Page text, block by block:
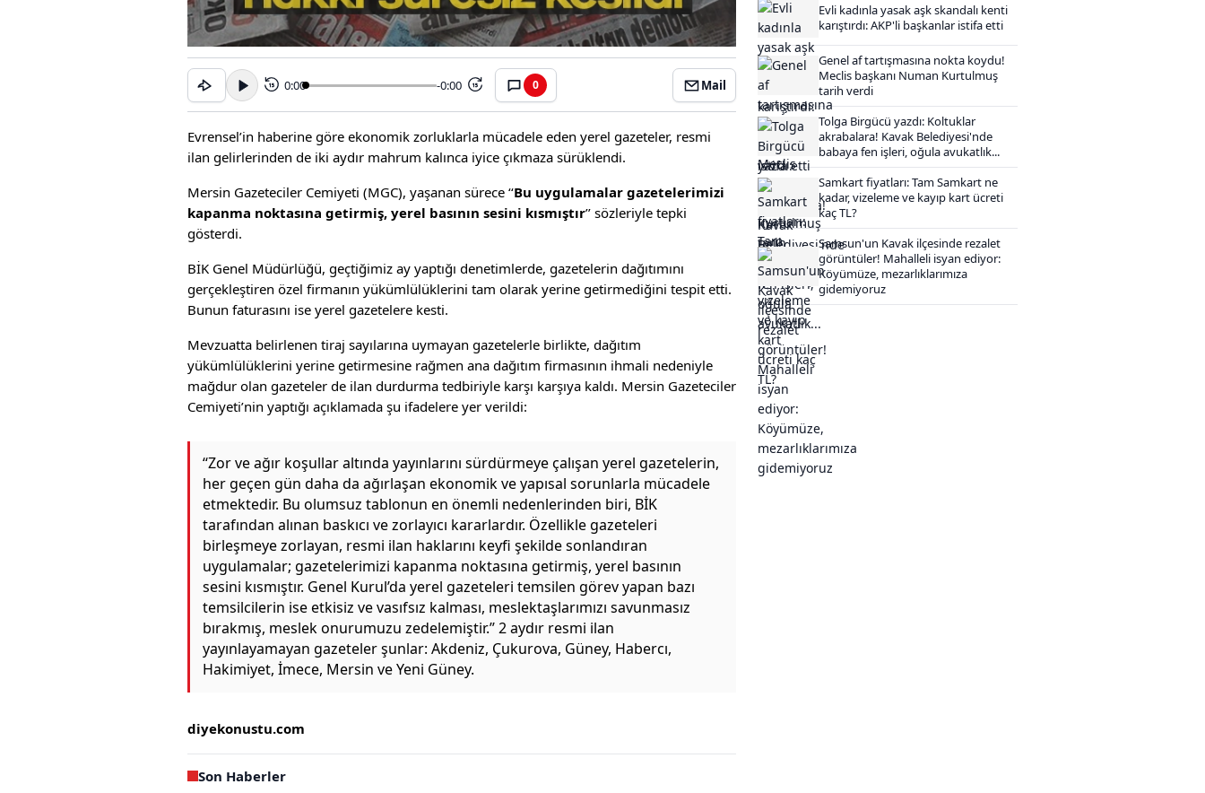
15 0:00 -0:00 15 0 Mail
Evrensel’in haberine göre ekonomik zorluklarla mücadele eden yerel gazeteler, resmi
ilan gelirlerinden de iki aydır mahrum kalınca iyice çıkmaza sürüklendi.
Mersin Gazeteciler Cemiyeti (MGC), yaşanan sürece ‘‘Bu uygulamalar gazetelerimizi
kapanma noktasına getirmiş, yerel basının sesini kısmıştır’’ sözleriyle tepki
gösterdi.
BİK Genel Müdürlüğü, geçtiğimiz ay yaptığı denetimlerde, gazetelerin dağıtımını
gerçekleştiren özel firmanın yükümlülüklerini tam olarak yerine getirmediğini tespit etti.
Bunun faturasını ise yerel gazetelere kesti.
Mevzuatta belirlenen tiraj sayılarına uymayan gazetelerle birlikte, dağıtım
yükümlülüklerini yerine getirmesine rağmen ana dağıtım firmasının ihmali nedeniyle
mağdur olan gazeteler de ilan durdurma tedbiriyle karşı karşıya kaldı. Mersin Gazeteciler
Cemiyeti’nin yaptığı açıklamada şu ifadelere yer verildi:
‘‘Zor ve ağır koşullar altında yayınlarını sürdürmeye çalışan yerel gazetelerin,
her geçen gün daha da ağırlaşan ekonomik ve yapısal sorunlarla mücadele
etmektedir. Bu olumsuz tablonun en önemli nedenlerinden biri, BİK
tarafından alınan baskıcı ve zorlayıcı kararlardır. Özellikle gazeteleri
birleşmeye zorlayan, resmi ilan haklarını keyfi şekilde sonlandıran
uygulamalar; gazetelerimizi kapanma noktasına getirmiş, yerel basının
sesini kısmıştır. Genel Kurul’da yerel gazeteleri temsilen görev yapan bazı
temsilcilerin ise etkisiz ve vasıfsız kalması, meslektaşlarımızı savunmasız
bırakmış, meslek onurumuzu zedelemiştir.’’ 2 aydır resmi ilan
yayınlayamayan gazeteler şunlar: Akdeniz, Çukurova, Güney, Habercı,
Hakimiyet, İmece, Mersin ve Yeni Güney.
diyekonustu.com
Son Haberler
Evli kadınla yasak aşk skandalı kenti
karıştırdı: AKP'li başkanlar istifa etti
Genel af tartışmasına nokta koydu!
Meclis başkanı Numan Kurtulmuş
tarih verdi
Tolga Birgücü yazdı: Koltuklar
akrabalara! Kavak Belediyesi'nde
babaya fen işleri, oğula avukatlık...
Samkart fiyatları: Tam Samkart ne
kadar, vizeleme ve kayıp kart ücreti
kaç TL?
Samsun'un Kavak ilçesinde rezalet
görüntüler! Mahalleli isyan ediyor:
Köyümüze, mezarlıklarımıza
gidemiyoruz